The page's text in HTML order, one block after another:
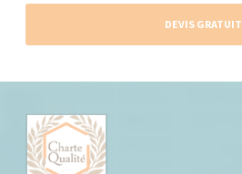
DEVIS GRATUIT